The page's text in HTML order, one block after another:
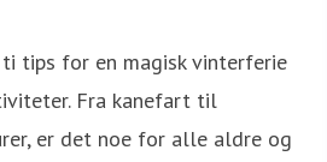
tips for en magisk vinterferie
Fra kanefart til
er det noe for alle aldre og